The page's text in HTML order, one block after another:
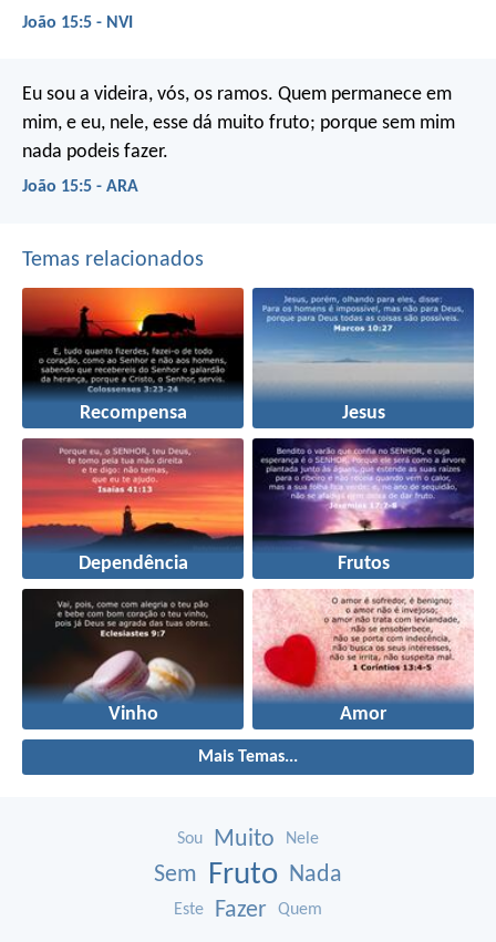
João 15:5 - NVI
Eu sou a videira, vós, os ramos. Quem permanece em
mim, e eu, nele, esse dá muito fruto; porque sem mim
nada podeis fazer.
João 15:5 - ARA
Temas relacionados
Recompensa Jesus
Dependência Frutos
Vinho Amor
Mais Temas...
Sou Muito Nele
Sem Fruto Nada
Este Fazer Quem